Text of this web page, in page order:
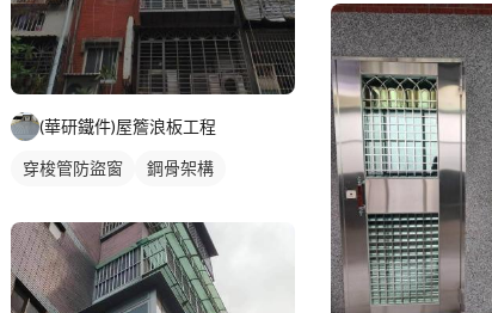
(華研鐵件)屋簷浪板工程
穿梭管防盜窗 鋼骨架構